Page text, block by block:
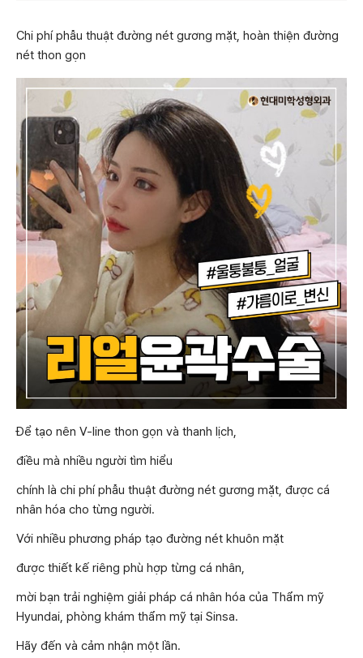
Chi phí phẫu thuật đường nét gương mặt, hoàn thiện đường
nét thon gọn
Để tạo nên V-line thon gọn và thanh lịch,
điều mà nhiều người tìm hiểu
chính là chi phí phẫu thuật đường nét gương mặt, được cá
nhân hóa cho từng người.
Với nhiều phương pháp tạo đường nét khuôn mặt
được thiết kế riêng phù hợp từng cá nhân,
mời bạn trải nghiệm giải pháp cá nhân hóa của Thẩm mỹ
Hyundai, phòng khám thẩm mỹ tại Sinsa.
Hãy đến và cảm nhận một lần.